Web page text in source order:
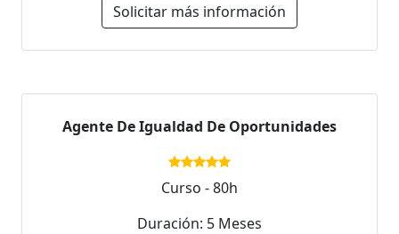
Solicitar más información
Agente De Igualdad De Oportunidades
Curso - 80h
Duración: 5 Meses